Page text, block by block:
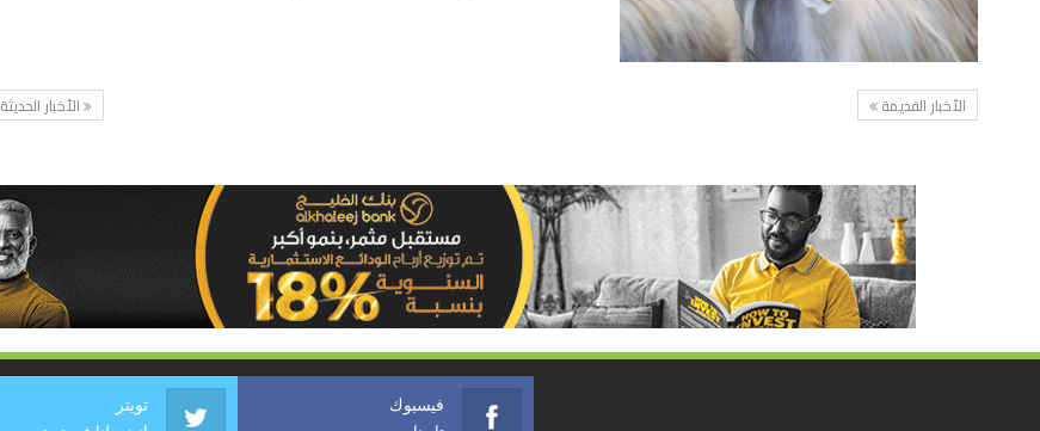
الأخبار القديمة الأخبار الحديثة
فيسبوك تويتر